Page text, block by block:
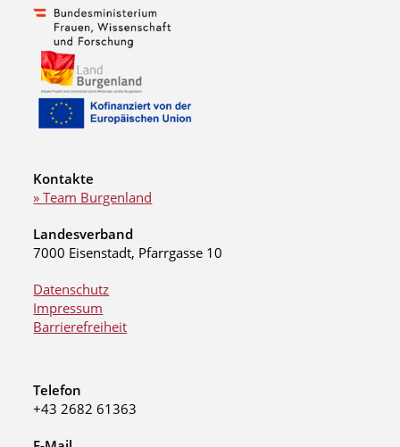
Kontakte
» Team Burgenland
Landesverband
7000 Eisenstadt, Pfarrgasse 10
Datenschutz
Impressum
Barrierefreiheit
Telefon
+43 2682 61363